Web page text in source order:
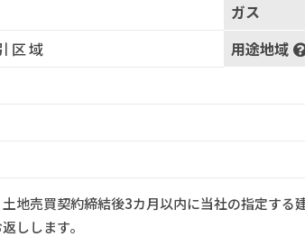
ガス
区域 用途地域
地売買契約締結後3カ月以内に当社の指定す
しします。